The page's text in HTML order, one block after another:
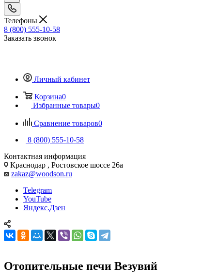
Телефоны
8 (800) 555-10-58
Заказать звонок
Личный кабинет
Корзина0
Избранные товары0
Сравнение товаров0
8 (800) 555-10-58
Контактная информация
Краснодар , Ростовское шоссе 26а
zakaz@woodson.ru
Telegram
YouTube
Яндекс.Дзен
Отопительные печи Везувий